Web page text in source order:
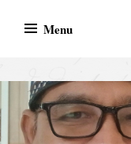
Menu